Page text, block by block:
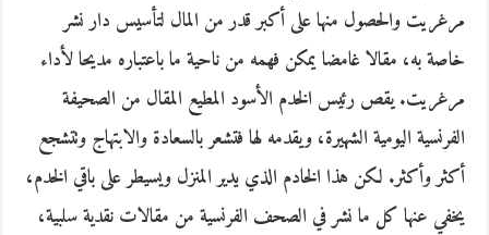
مرغريت والحصول منها على أكبر قدر من المال لتأسيس دار نشر
خاصة به، مقالا غامضا يمكن فهمه من ناحية ما باعتباره مديحا لأداء
مرغريت. يقص رئيس الخدم الأسود المطيع المقال من الصحيفة
الفرنسية اليومية الشهيرة، ويقدمه لها فتشعر بالسعادة والابتهاج وتتشجع
أكثر وأكثر. لكن هذا الخادم الذي يدير المنزل ويسيطر على باقي الخدم،
يخفي عنها كل ما نشر في الصحف الفرنسية من مقالات نقدية سلبية،